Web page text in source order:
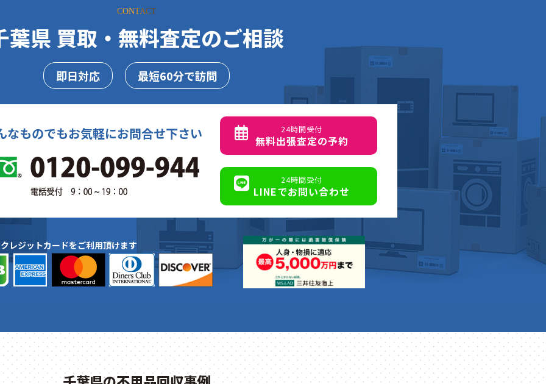
CONTACT
葉県 買取・無料査定のご相談
即日対応 最短60分で訪問
なものでもお気軽にお問合せ下さい 24時間受付
無料出張査定の予約
24時間受付
LINEでお問い合わせ
レジットカードをご利用頂けます